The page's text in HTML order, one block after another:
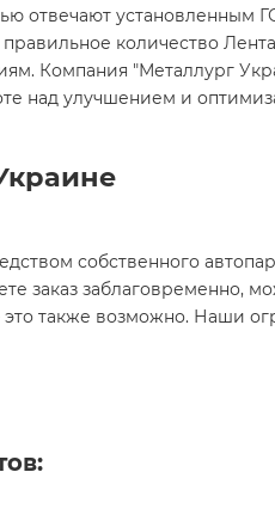
отвечают
количество
Компания "Металлург
над улучшением и
собственного
заказ заблаговременно,
также возможно. Наши